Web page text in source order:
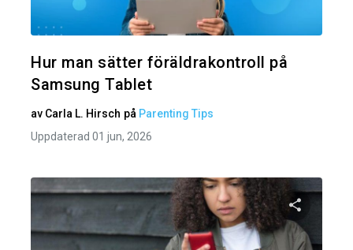
Hur man sätter föräldrakontroll på
Samsung Tablet
av Carla L. Hirsch på Parenting Tips
Uppdaterad 01 jun, 2026
Dela